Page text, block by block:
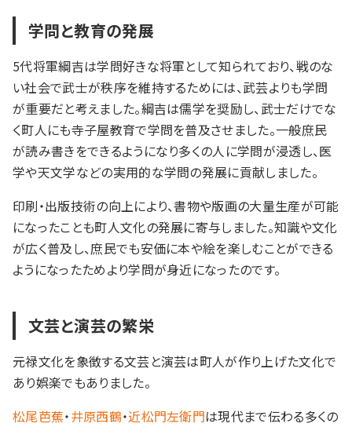
学問と教育の発展
5代将軍綱吉は学問好きな将軍として知られており、戦のな
い社会で武士が秩序を維持するためには、武芸よりも学問
が重要だと考えました。綱吉は儒学を奨励し、武士だけでな
く町人にも寺子屋教育で学問を普及させました。一般庶民
が読み書きをできるようになり多くの人に学問が浸透し、医
学や天文学などの実用的な学問の発展に貢献しました。
印刷・出版技術の向上により、書物や版画の大量生産が可能
になったことも町人文化の発展に寄与しました。知識や文化
が広く普及し、庶民でも安価に本や絵を楽しむことができる
ようになったためより学問が身近になったのです。
文芸と演芸の繁栄
元禄文化を象徴する文芸と演芸は町人が作り上げた文化で
あり娯楽でもありました。
松尾芭蕉・井原西鶴・近松門左衛門は現代まで伝わる多くの